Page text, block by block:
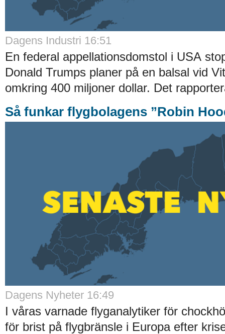
Dagens Industri 16:51
En federal appellationsdomstol i USA
Donald Trumps planer på en balsal vid
omkring 400 miljoner dollar. Det
Så funkar flygbolagens ”Robin
Dagens Nyheter 16:49
I våras varnade flyganalytiker för
för brist på flygbränsle i Europa efter